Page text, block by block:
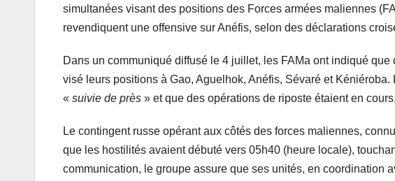
simultanées visant des positions des Forces armées maliennes
revendiquent une offensive sur Anéfis, selon des déclarations
Dans un communiqué diffusé le 4 juillet, les FAMa ont indiqué que
visé leurs positions à Gao, Aguelhok, Anéfis, Sévaré et
« suivie de près » et que des opérations de riposte étaient en
Le contingent russe opérant aux côtés des forces maliennes,
que les hostilités avaient débuté vers 05h40 (heure locale),
communication, le groupe assure que ses unités, en coordination